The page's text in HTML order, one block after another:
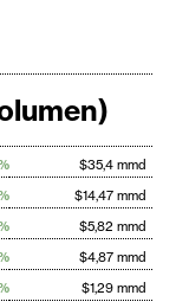
$35,4 mmd
$14,47 mmd
$5,82 mmd
$4,87 mmd
$1,29 mmd